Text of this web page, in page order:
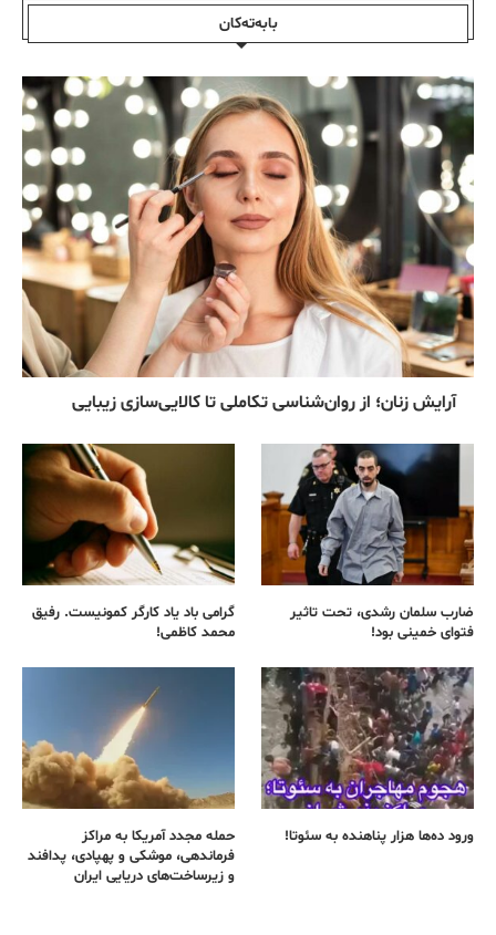
بابەتەکان
آرایش زنان؛ از روان‌شناسی تکاملی تا کالایی‌سازی زیبایی
ضارب سلمان رشدی، تحت تاثیر
فتوای خمینی بود!
گرامی باد یاد کارگر کمونیست. رفیق
محمد کاظمی!
ورود ده‌ها هزار پناهنده به سئوتا!
حمله مجدد آمریکا به مراکز
فرماندهی، موشکی و پهپادی، پدافند
و زیرساخت‌های دریایی ایران